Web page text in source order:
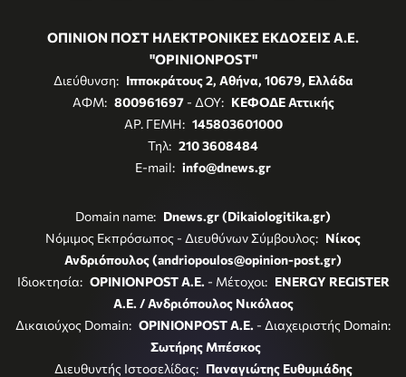
ΟΠΙΝΙΟΝ ΠΟΣΤ ΗΛΕΚΤΡΟΝΙΚΕΣ ΕΚΔΟΣΕΙΣ Α.Ε.
"OPINIONPOST"
Διεύθυνση: Ιπποκράτους 2, Αθήνα, 10679, Ελλάδα
ΑΦΜ: 800961697- ΔΟΥ: ΚΕΦΟΔΕ Αττικής
ΑΡ. ΓΕΜΗ: 145803601000
Τηλ: 210 3608484
E-mail: info@dnews.gr
Domain name: Dnews.gr (Dikaiologitika.gr)
Νόμιμος Εκπρόσωπος - Διευθύνων Σύμβουλος: Νίκος
Ανδριόπουλος (andriopoulos@opinion-post.gr)
Ιδιοκτησία: OPINIONPOST A.E. - Μέτοχοι: ENERGY REGISTER
Α.Ε. / Ανδριόπουλος Νικόλαος
Δικαιούχος Domain: OPINIONPOST A.E. - Διαχειριστής Domain:
Σωτήρης Μπέσκος
Διευθυντής Ιστοσελίδας: Παναγιώτης Ευθυμιάδης